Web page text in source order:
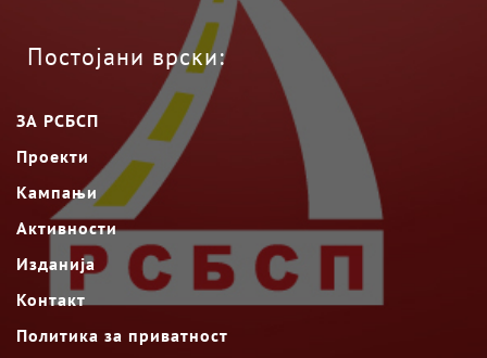
Постојани врски:
ЗА РСБСП
Проекти
Кампањи
Активности
Изданија
Контакт
Политика за приватност